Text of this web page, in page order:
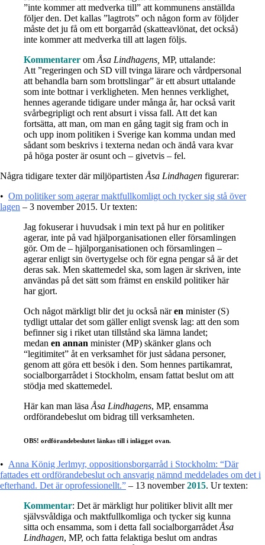
”inte kommer att medverka till” att kommunens anställda
följer den. Det kallas ”lagtrots” och någon form av följder
måste det ju få om ett borgarråd (skatteavlönat, det också)
inte kommer att medverka till att lagen följs.
Kommentarer om Åsa Lindhagens, MP, uttalande:
Att ”regeringen och SD vill tvinga lärare och vårdpersonal
att behandla barn som brottslingar” är ett absurt uttalande
som inte bottnar i verkligheten. Men hennes verklighet,
hennes agerande tidigare under många år, har också varit
svårbegripligt och rent absurt i vissa fall. Att det kan
fortsätta, att man, om man en gång tagit sig fram och in
och upp inom politiken i Sverige kan komma undan med
sådant som beskrivs i texterna nedan och ändå vara kvar
på höga poster är osunt och – givetvis – fel.
Några tidigare texter där miljöpartisten Åsa Lindhagen figurerar:
• Om politiker som agerar maktfullkomligt och tycker sig stå över
lagen – 3 november 2015. Ur texten:
Jag fokuserar i huvudsak i min text på hur en politiker
agerar, inte på vad hjälporganisationen eller församlingen
gör. Om de – hjälporganisationen och församlingen –
agerar enligt sin övertygelse och för egna pengar så är det
deras sak. Men skattemedel ska, som lagen är skriven, inte
användas på det sätt som främst en enskild politiker här
har gjort.
Och något märkligt blir det ju också nären minister (S)
tydligt uttalar det som gäller enligt svensk lag: att den som
befinner sig i riket utan tillstånd ska lämna landet;
medan en annan minister (MP) skänker glans och
“legitimitet” åt en verksamhet för just sådana personer,
genom att göra ett besök i den. Som hennes partikamrat,
socialborgarrådet i Stockholm, ensam fattat beslut om att
stödja med skattemedel.
Här kan man läsa Åsa Lindhagens, MP, ensamma
ordförandebeslut om bidrag till verksamheten.
OBS! ordförandebeslutet länkas till i inlägget ovan.
• Anna König Jerlmyr, oppositionsborgarråd i Stockholm: “Där
fattades ett ordförandebeslut och ansvarig nämnd meddelades om det i
efterhand. Det är oprofessionellt.” – 13 november2015. Ur texten:
Kommentar: Det är märkligt hur politiker blivit allt mer
självsvåldiga och maktfullkomliga och tycker sig kunna
sitta och ensamma, som i detta fall socialborgarrådet Åsa
Lindhagen, MP, och fatta felaktiga beslut om andras